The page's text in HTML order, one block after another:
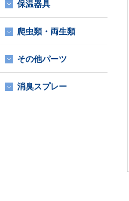
保温器具
爬虫類・両生類
その他パーツ
消臭スプレー